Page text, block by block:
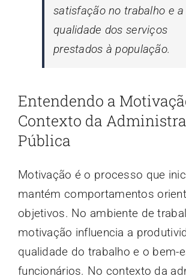
satisfação no trabalho e a
qualidade dos serviços
prestados à população.
Entendendo a
Contexto da
Pública
Motivação é o processo que
mantém comportamentos
objetivos. No ambiente de
motivação influencia a
qualidade do trabalho e o bem-
funcionários. No contexto da